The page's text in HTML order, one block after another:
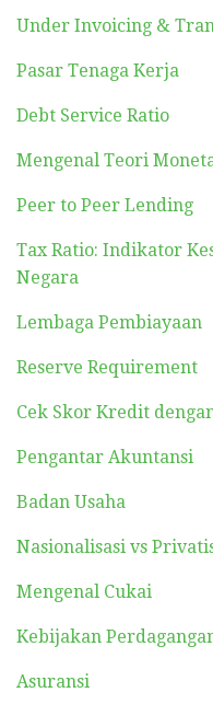
Under Invoicing &
Pasar Tenaga Kerja
Debt Service Ratio
Mengenal Teori
Peer to Peer Lending
Tax Ratio: Indikator
Negara
Lembaga Pembiayaan
Reserve Requirement
Cek Skor Kredit
Pengantar Akuntansi
Badan Usaha
Nasionalisasi vs
Mengenal Cukai
Kebijakan
Asuransi